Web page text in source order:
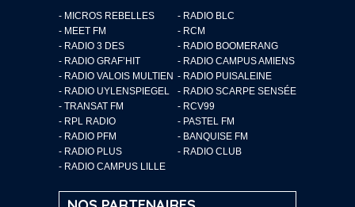
- MICROS REBELLES
- RADIO BLC
- MEET FM
- RCM
- RADIO 3 DES
- RADIO BOOMERANG
- RADIO GRAF’HIT
- RADIO CAMPUS AMIENS
- RADIO VALOIS MULTIEN - RADIO PUISALEINE
- RADIO UYLENSPIEGEL
- RADIO SCARPE SENSÉE
- TRANSAT FM
- RCV99
- RPL RADIO
- PASTEL FM
- RADIO PFM
- BANQUISE FM
- RADIO PLUS
- RADIO CLUB
- RADIO CAMPUS LILLE